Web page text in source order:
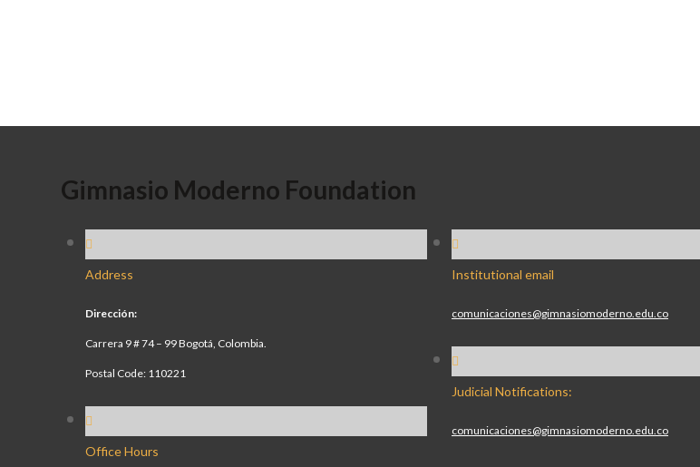
Gimnasio Moderno Foundation
Address
Dirección:
Carrera 9 # 74 – 99 Bogotá, Colombia.
Postal Code: 110221
Office Hours
Institutional email
comunicaciones@gimnasiomoderno.edu.co
Judicial Notifications:
comunicaciones@gimnasiomoderno.edu.co